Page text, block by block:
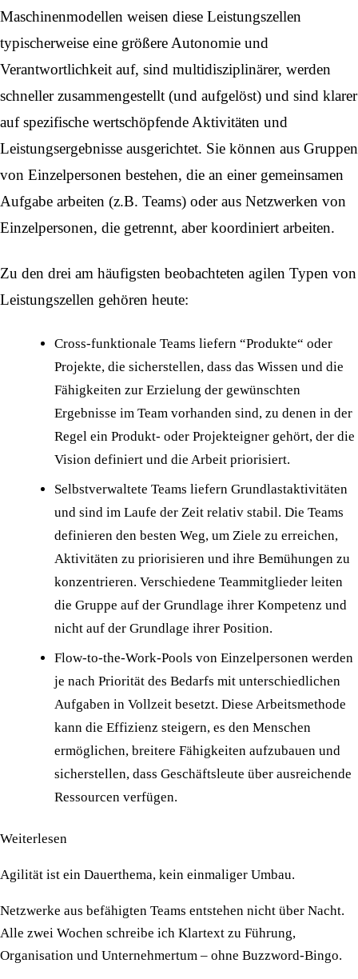
Maschinenmodellen weisen diese Leistungszellen
typischerweise eine größere Autonomie und
Verantwortlichkeit auf, sind multidisziplinärer, werden
schneller zusammengestellt (und aufgelöst) und sind klarer
auf spezifische wertschöpfende Aktivitäten und
Leistungsergebnisse ausgerichtet. Sie können aus Gruppen
von Einzelpersonen bestehen, die an einer gemeinsamen
Aufgabe arbeiten (z.B. Teams) oder aus Netzwerken von
Einzelpersonen, die getrennt, aber koordiniert arbeiten.
Zu den drei am häufigsten beobachteten agilen Typen von
Leistungszellen gehören heute:
Cross-funktionale Teams liefern “Produkte“ oder
Projekte, die sicherstellen, dass das Wissen und die
Fähigkeiten zur Erzielung der gewünschten
Ergebnisse im Team vorhanden sind, zu denen in der
Regel ein Produkt- oder Projekteigner gehört, der die
Vision definiert und die Arbeit priorisiert.
Selbstverwaltete Teams liefern Grundlastaktivitäten
und sind im Laufe der Zeit relativ stabil. Die Teams
definieren den besten Weg, um Ziele zu erreichen,
Aktivitäten zu priorisieren und ihre Bemühungen zu
konzentrieren. Verschiedene Teammitglieder leiten
die Gruppe auf der Grundlage ihrer Kompetenz und
nicht auf der Grundlage ihrer Position.
Flow-to-the-Work-Pools von Einzelpersonen werden
je nach Priorität des Bedarfs mit unterschiedlichen
Aufgaben in Vollzeit besetzt. Diese Arbeitsmethode
kann die Effizienz steigern, es den Menschen
ermöglichen, breitere Fähigkeiten aufzubauen und
sicherstellen, dass Geschäftsleute über ausreichende
Ressourcen verfügen.
Weiterlesen
Agilität ist ein Dauerthema, kein einmaliger Umbau.
Netzwerke aus befähigten Teams entstehen nicht über Nacht.
Alle zwei Wochen schreibe ich Klartext zu Führung,
Organisation und Unternehmertum – ohne Buzzword-Bingo.